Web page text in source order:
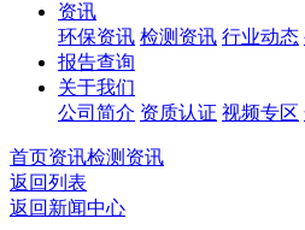
资讯
环保资讯 检测资讯 行业动态
报告查询
关于我们
公司简介 资质认证 视频专区
首页资讯检测资讯
返回列表
返回新闻中心